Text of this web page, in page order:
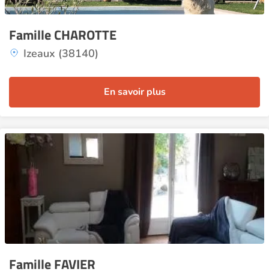
Famille CHAROTTE
Izeaux (38140)
En savoir plus
Famille FAVIER